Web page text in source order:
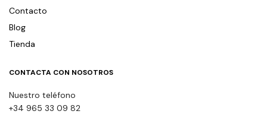
Contacto
Blog
Tienda
CONTACTA CON NOSOTROS
Nuestro teléfono
+34 965 33 09 82